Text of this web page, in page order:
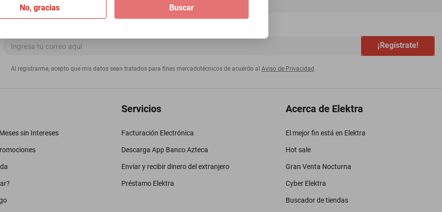
No, gracias Buscar
¡Regístrate!
Al registrarme, acepto que mis datos sean tratados para fines mercadotécnicos de acuerdo al Aviso de Privacidad
sin Intereses
Servicios
Facturación Electrónica
Descarga App Banco Azteca
Enviar y recibir dinero del extranjero
Préstamo Elektra
Acerca de Elektra
El mejor fin está en Elektra
Hot sale
Gran Venta Nocturna
Cyber Elektra
Buscador de tiendas